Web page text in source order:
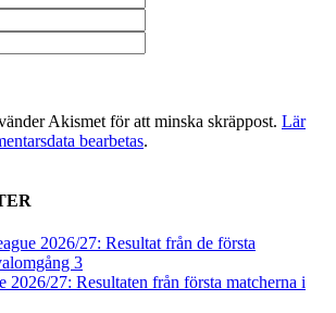
Akismet för att minska skräppost. Lär
bearbetas.
2026/27: Resultat från de första
3
2026/27: Resultaten från första matcherna i